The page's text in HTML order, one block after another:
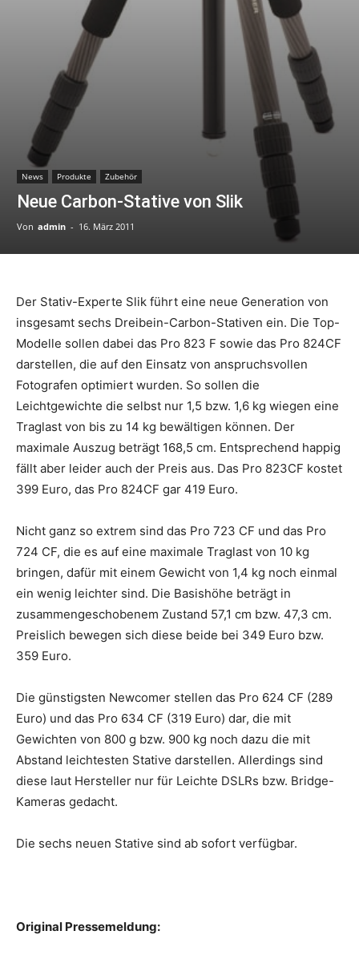
News Produkte Zubehör
Neue Carbon-Stative von Slik
Von admin - 16. März 2011
Der Stativ-Experte Slik führt eine neue Generation von
insgesamt sechs Dreibein-Carbon-Stativen ein. Die Top-
Modelle sollen dabei das Pro 823 F sowie das Pro 824CF
darstellen, die auf den Einsatz von anspruchsvollen
Fotografen optimiert wurden. So sollen die
Leichtgewichte die selbst nur 1,5 bzw. 1,6 kg wiegen eine
Traglast von bis zu 14 kg bewältigen können. Der
maximale Auszug beträgt 168,5 cm. Entsprechend happig
fällt aber leider auch der Preis aus. Das Pro 823CF kostet
399 Euro, das Pro 824CF gar 419 Euro.
Nicht ganz so extrem sind das Pro 723 CF und das Pro
724 CF, die es auf eine maximale Traglast von 10 kg
bringen, dafür mit einem Gewicht von 1,4 kg noch einmal
ein wenig leichter sind. Die Basishöhe beträgt in
zusammengeschobenem Zustand 57,1 cm bzw. 47,3 cm.
Preislich bewegen sich diese beide bei 349 Euro bzw.
359 Euro.
Die günstigsten Newcomer stellen das Pro 624 CF (289
Euro) und das Pro 634 CF (319 Euro) dar, die mit
Gewichten von 800 g bzw. 900 kg noch dazu die mit
Abstand leichtesten Stative darstellen. Allerdings sind
diese laut Hersteller nur für Leichte DSLRs bzw. Bridge-
Kameras gedacht.
Die sechs neuen Stative sind ab sofort verfügbar.
Original Pressemeldung: